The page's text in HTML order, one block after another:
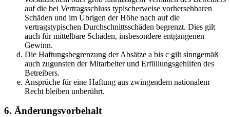
auf die bei Vertragsschluss typischerweise vorhersehbaren
Schäden und im Übrigen der Höhe nach auf die
vertragstypischen Durchschnittsschäden begrenzt. Dies gilt
auch für mittelbare Schäden, insbesondere entgangenen
Gewinn.
Die Haftungsbegrenzung der Absätze a bis c gilt sinngemäß
auch zugunsten der Mitarbeiter und Erfüllungsgehilfen des
Betreibers.
Ansprüche für eine Haftung aus zwingendem nationalem
Recht bleiben unberührt.
6. Änderungsvorbehalt